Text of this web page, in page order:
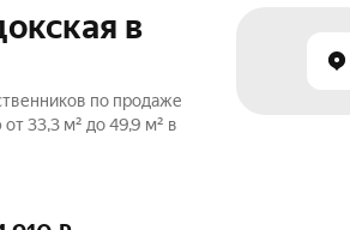
в
по продаже
33,3 м² до 49,9 м² в